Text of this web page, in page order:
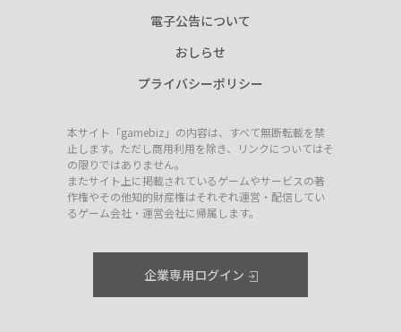
電子公告について
おしらせ
プライバシーポリシー
本サイト「gamebiz」の内容は、すべて無断転載を禁
止します。ただし商用利用を除き、リンクについてはそ
の限りではありません。
またサイト上に掲載されているゲームやサービスの著
作権やその他知的財産権はそれぞれ運営・配信してい
るゲーム会社・運営会社に帰属します。
企業専用ログイン